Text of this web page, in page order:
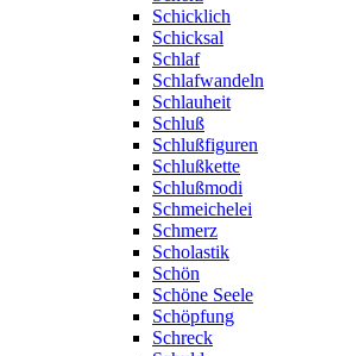
Schicklich
Schicksal
Schlaf
Schlafwandeln
Schlauheit
Schluß
Schlußfiguren
Schlußkette
Schlußmodi
Schmeichelei
Schmerz
Scholastik
Schön
Schöne Seele
Schöpfung
Schreck